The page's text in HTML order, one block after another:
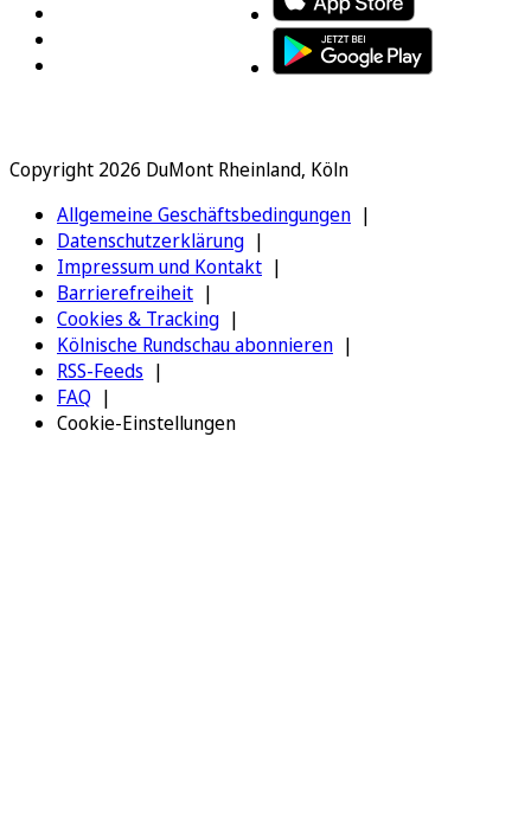
Copyright 2026 DuMont Rheinland, Köln
Allgemeine Geschäftsbedingungen
Datenschutzerklärung
Impressum und Kontakt
Barrierefreiheit
Cookies & Tracking
Kölnische Rundschau abonnieren
RSS-Feeds
FAQ
Cookie-Einstellungen